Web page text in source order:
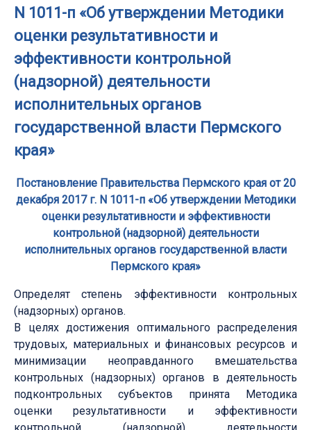
N 1011-п «Об утверждении Методики
оценки результативности и
эффективности контрольной
(надзорной) деятельности
исполнительных органов
государственной власти Пермского
края»
Постановление Правительства Пермского края от 20
декабря 2017 г. N 1011-п «Об утверждении Методики
оценки результативности и эффективности
контрольной (надзорной) деятельности
исполнительных органов государственной власти
Пермского края»
Определят степень эффективности контрольных
(надзорных) органов.
В целях достижения оптимального распределения
трудовых, материальных и финансовых ресурсов и
минимизации неоправданного вмешательства
контрольных (надзорных) органов в деятельность
подконтрольных субъектов принята Методика
оценки результативности и эффективности
контрольной (надзорной) деятельности